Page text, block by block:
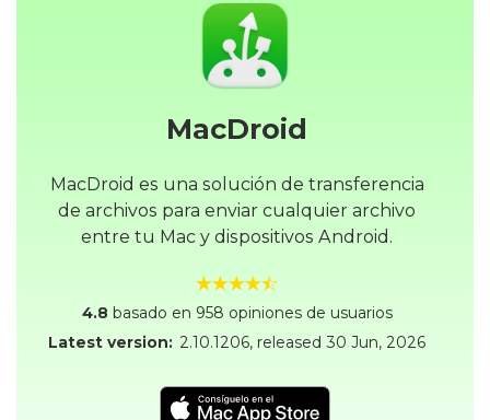
MacDroid
MacDroid es una solución de transferencia
de archivos para enviar cualquier archivo
entre tu Mac y dispositivos Android.
4.8 basado en 958 opiniones de usuarios
Latest version: 2.10.1206, released 30 Jun, 2026